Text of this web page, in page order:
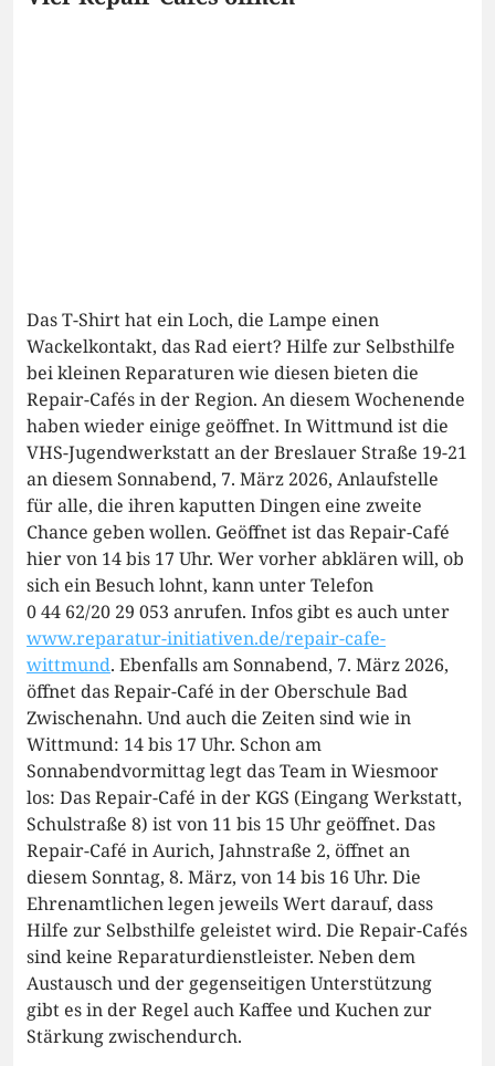
Das T-Shirt hat ein Loch, die Lampe einen
Wackelkontakt, das Rad eiert? Hilfe zur Selbsthilfe
bei kleinen Reparaturen wie diesen bieten die
Repair-Cafés in der Region. An diesem Wochenende
haben wieder einige geöffnet. In Wittmund ist die
VHS-Jugendwerkstatt an der Breslauer Straße 19-21
an diesem Sonnabend, 7. März 2026, Anlaufstelle
für alle, die ihren kaputten Dingen eine zweite
Chance geben wollen. Geöffnet ist das Repair-Café
hier von 14 bis 17 Uhr. Wer vorher abklären will, ob
sich ein Besuch lohnt, kann unter Telefon
0 44 62/20 29 053 anrufen. Infos gibt es auch unter
www.reparatur-initiativen.de/repair-cafe-
wittmund. Ebenfalls am Sonnabend, 7. März 2026,
öffnet das Repair-Café in der Oberschule Bad
Zwischenahn. Und auch die Zeiten sind wie in
Wittmund: 14 bis 17 Uhr. Schon am
Sonnabendvormittag legt das Team in Wiesmoor
los: Das Repair-Café in der KGS (Eingang Werkstatt,
Schulstraße 8) ist von 11 bis 15 Uhr geöffnet. Das
Repair-Café in Aurich, Jahnstraße 2, öffnet an
diesem Sonntag, 8. März, von 14 bis 16 Uhr. Die
Ehrenamtlichen legen jeweils Wert darauf, dass
Hilfe zur Selbsthilfe geleistet wird. Die Repair-Cafés
sind keine Reparaturdienstleister. Neben dem
Austausch und der gegenseitigen Unterstützung
gibt es in der Regel auch Kaffee und Kuchen zur
Stärkung zwischendurch.